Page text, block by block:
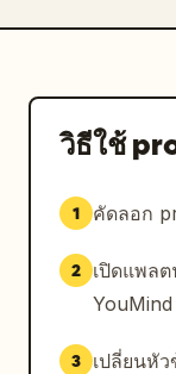
2–4 วินาที: ก้าว
เปลี่ยนผ่านไปสู่
4–6 วินาที: หมุ
6–8 วินาที: ยก
8–10 วินาที: ก้
ป้องต่ำ แล้วลุก
ผ่านไปสู่ท่าฝ่ามื
วิธีใช้
1 คัดลอก
2
เปิดแพล
3
เปลี่ยนหั